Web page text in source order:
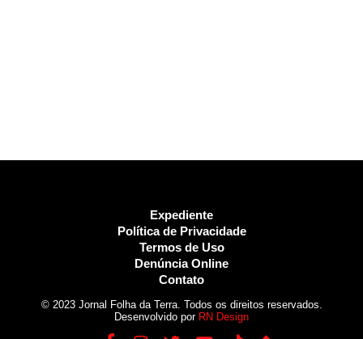
Expediente
Política de Privacidade
Termos de Uso
Denúncia Online
Contato
© 2023 Jornal Folha da Terra. Todos os direitos reservados.
Desenvolvido por RN Design